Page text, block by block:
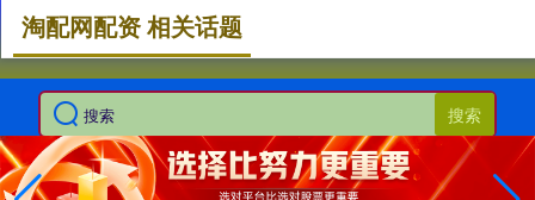
搜索
淘配网配资 相关话题